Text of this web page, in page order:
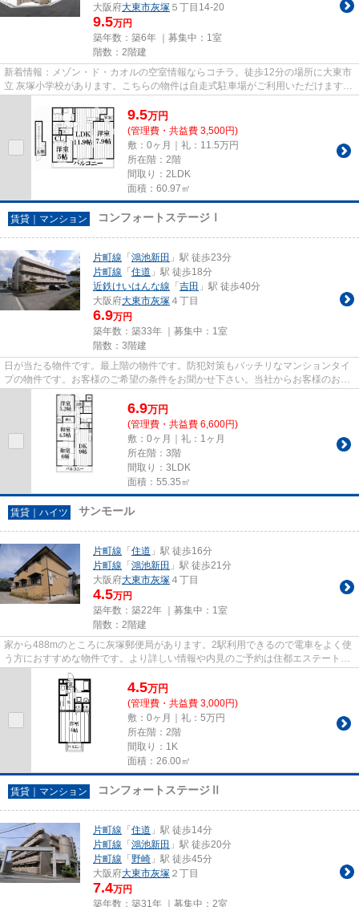
大阪府大東市灰塚 ５丁目14-20
9.5万円
築年数：築6年 ｜募集中： 1室
階数：2階建
新着情報：メゾン・ド・カオルの空室情報ならコチラ。徒歩12分の場所に大東市
立 灰塚小学校があります。こちらの物件は自走式駐車場がご利用いただけます。
9.5万円
(管理費・共益費 3,500円)
敷：0ヶ月｜礼：11.5万円
所在階：2階
間取り：2LDK
面積：60.97㎡
賃貸｜マンション コンフォートステージⅠ
片町線 「 鴻池新田 」駅 徒歩23分
片町線 「 住道 」駅 徒歩18分
近鉄けいはんな線 「 吉田 」駅 徒歩40分
大阪府大東市灰塚 ４丁目
6.9万円
築年数：築33年 ｜募集中： 1室
階数：3階建
日が当たる物件です。最上階の物件です。防犯対策もバッチリなマンションタイ
プの物件です。お客様のご希望の条件をお聞かせ下さい。当社からお客様のお求
めの条件に合った物件をご紹...
6.9万円
(管理費・共益費 6,600円)
敷：0ヶ月｜礼：1ヶ月
所在階：3階
間取り：3LDK
面積：55.35㎡
賃貸｜ハイツ サンモール
片町線 「 住道 」駅 徒歩16分
片町線 「 鴻池新田 」駅 徒歩21分
大阪府大東市灰塚 ４丁目
4.5万円
築年数：築22年 ｜募集中： 1室
階数：2階建
家から488mのところに灰塚郵便局があります。2駅利用できるので電車をよく使
う方におすすめな物件です。より詳しい情報や内見のご予約は住都エステートま
でご連絡ください。大東市を中...
4.5万円
(管理費・共益費 3,000円)
敷：0ヶ月｜礼：5万円
所在階：2階
間取り：1K
面積：26.00㎡
賃貸｜マンション コンフォートステージⅡ
片町線 「 住道 」駅 徒歩14分
片町線 「 鴻池新田 」駅 徒歩20分
片町線 「 野崎 」駅 徒歩45分
大阪府大東市灰塚 ２丁目
7.4万円
築年数：築31年 ｜募集中： 2室